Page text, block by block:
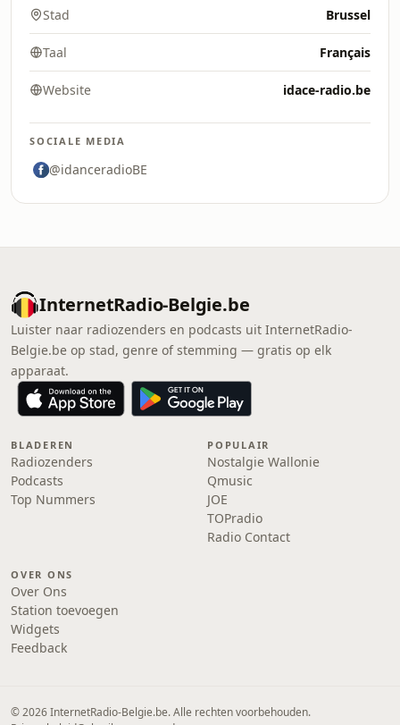
Stad Brussel
Taal Français
Website idace-radio.be
SOCIALE MEDIA
@idanceradioBE
InternetRadio-Belgie.be
Luister naar radiozenders en podcasts uit InternetRadio-
Belgie.be op stad, genre of stemming — gratis op elk
apparaat.
BLADEREN
Radiozenders
Podcasts
Top Nummers
POPULAIR
Nostalgie Wallonie
Qmusic
JOE
TOPradio
Radio Contact
OVER ONS
Over Ons
Station toevoegen
Widgets
Feedback
© 2026 InternetRadio-Belgie.be. Alle rechten voorbehouden.